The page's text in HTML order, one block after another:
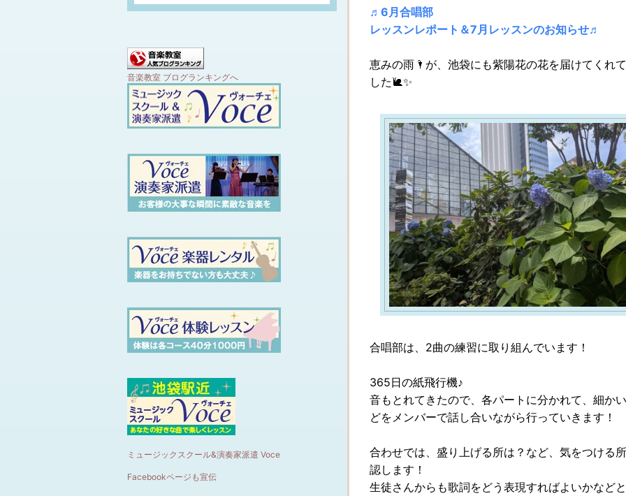
♬6月合唱部
レッスンレポート ＆7月レッスンのお知らせ♬
恵みの雨🌂が、池袋にも紫陽花の花を届けてくれ
した🐌✨️
合唱部は、2曲の練習に取り組んでいます！
365日の紙飛行機♪
音もとれてきたので、各パートに分かれて、細か
どをメンバーで話し合いながら行っていきます！
合わせでは、盛り上げる所は？など、気をつける
認します！
生徒さんからも歌詞をどう表現すればよいかなど
音楽教室 ブログランキングへ
ミュージックスクール&演奏家派遣 Voce
Facebookページも宣伝